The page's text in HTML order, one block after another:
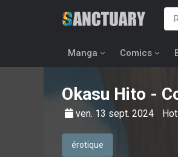
Manga Comics
Okasu Hito -
ven. 13 sept. 2024
érotique